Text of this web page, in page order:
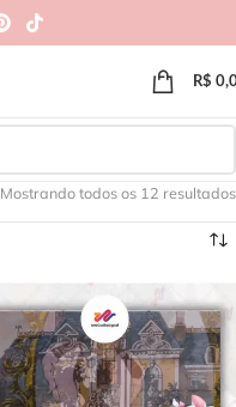
R$
Mostrando todos os 12 resultados